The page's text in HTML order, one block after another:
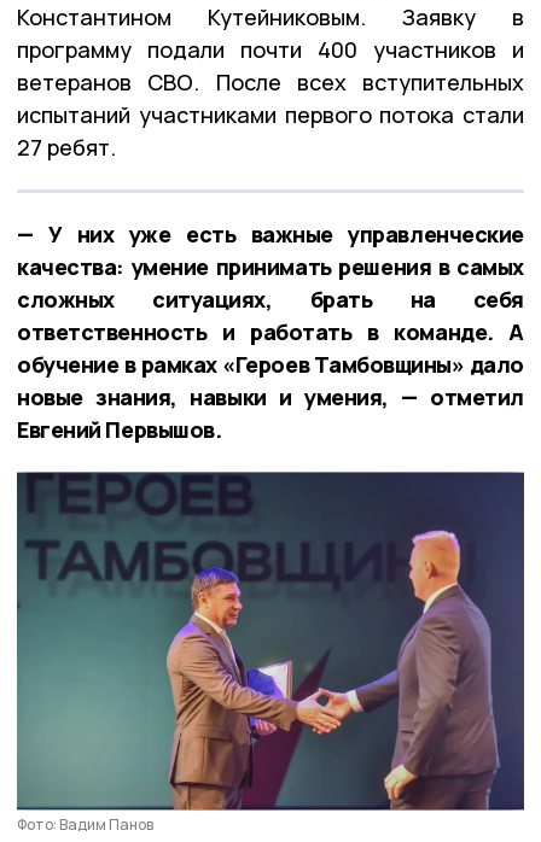
Константином Кутейниковым. Заявку в
программу подали почти 400 участников и
ветеранов СВО. После всех вступительных
испытаний участниками первого потока стали
27 ребят.
— У них уже есть важные управленческие
качества: умение принимать решения в самых
сложных ситуациях, брать на себя
ответственность и работать в команде. А
обучение в рамках «Героев Тамбовщины» дало
новые знания, навыки и умения, — отметил
Евгений Первышов.
Фото: Вадим Панов